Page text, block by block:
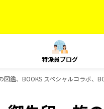
特派員ブログ
鑑、BOOKS スペシャルコラボ、